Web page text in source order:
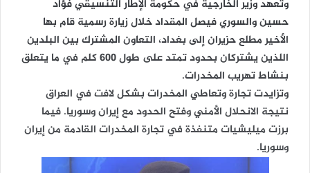
وتعهد وزير الخارجية في حكومة الإطار التنسيقي فؤاد
حسين والسوري فيصل المقداد خلال زيارة رسمية قام بها
الأخير مطلع حزيران إلى بغداد، التعاون المشترك بين البلدين
اللذين يشتركان بحدود تمتد على طول 600 كلم في ما يتعلق
بنشاط تهريب المخدرات.
وتزايدت تجارة وتعاطي المخدرات بشكل لافت في العراق
نتيجة الانحلال الأمني وفتح الحدود مع إيران وسوريا. فيما
برزت ميليشيات متنفذة في تجارة المخدرات القادمة من إيران
وسوريا.